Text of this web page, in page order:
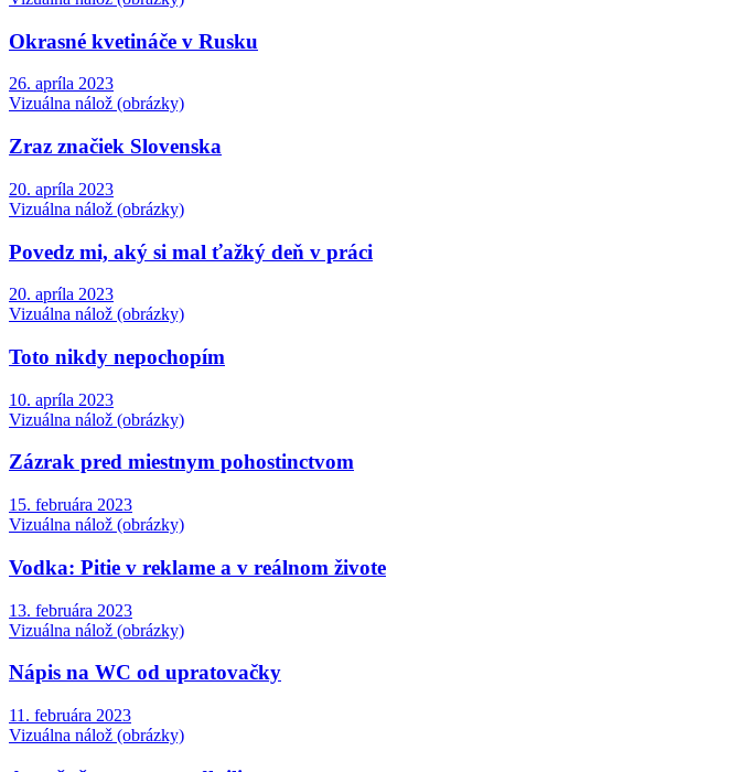
Okrasné kvetináče v Rusku
26. apríla 2023
Vizuálna nálož (obrázky)
Zraz značiek Slovenska
20. apríla 2023
Vizuálna nálož (obrázky)
Povedz mi, aký si mal ťažký deň v práci
20. apríla 2023
Vizuálna nálož (obrázky)
Toto nikdy nepochopím
10. apríla 2023
Vizuálna nálož (obrázky)
Zázrak pred miestnym pohostinctvom
15. februára 2023
Vizuálna nálož (obrázky)
Vodka: Pitie v reklame a v reálnom živote
13. februára 2023
Vizuálna nálož (obrázky)
Nápis na WC od upratovačky
11. februára 2023
Vizuálna nálož (obrázky)